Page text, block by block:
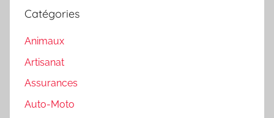
Catégories
Animaux
Artisanat
Assurances
Auto-Moto